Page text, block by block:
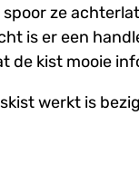
ze
is er een
de kist mooie
werkt is